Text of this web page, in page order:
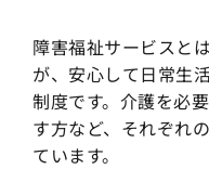
障害福祉サービスと
が、安心して日常生
制度です。介護を必
す方など、それぞれ
ています。